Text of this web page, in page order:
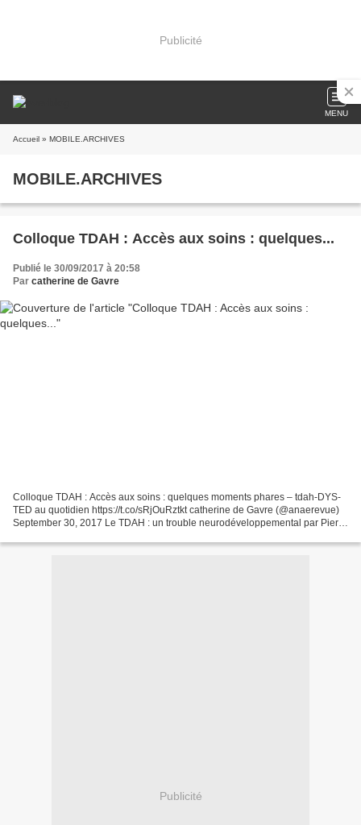
Publicité
MENU
Accueil » MOBILE.ARCHIVES
MOBILE.ARCHIVES
Colloque TDAH : Accès aux soins : quelques...
Publié le 30/09/2017 à 20:58
Par catherine de Gavre
Colloque TDAH : Accès aux soins : quelques moments phares – tdah-DYS-
TED au quotidien https://t.co/sRjOuRztkt catherine de Gavre (@anaerevue)
September 30, 2017 Le TDAH : un trouble neurodéveloppemental par Pierre
Publicité